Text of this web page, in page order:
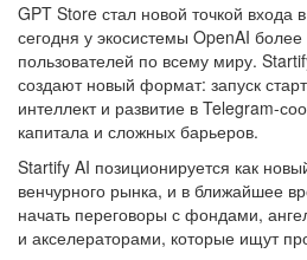
GPT Store стал новой точкой входа
сегодня у экосистемы OpenAI
пользователей по всему миру.
создают новый формат: запуск
интеллект и развитие в Telegram-
капитала и сложных барьеров.
Startify AI позиционируется как
венчурного рынка, и в ближайшее
начать переговоры с фондами,
и акселераторами, которые ищут